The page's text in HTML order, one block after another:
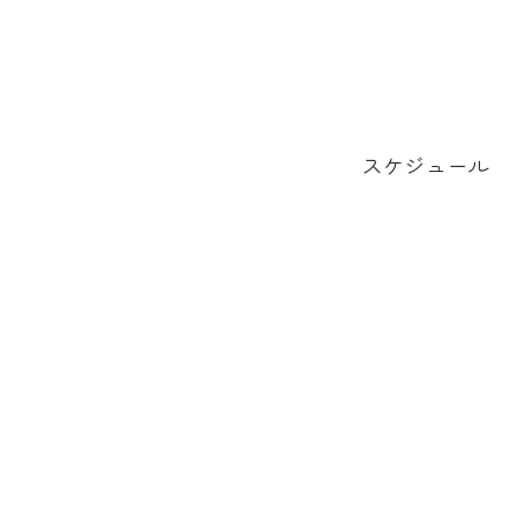
スケジュール